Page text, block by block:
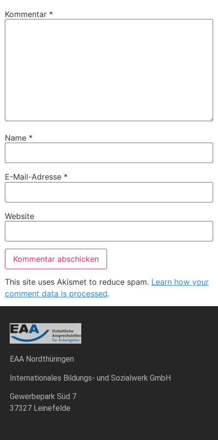
Kommentar *
Name *
E-Mail-Adresse *
Website
This site uses Akismet to reduce spam. Learn how your
comment data is processed.
EAA Nordthüringen
Internationales Bildungs- und Sozialwerk GmbH
Gewerbepark Süd 7
37327 Leinefelde